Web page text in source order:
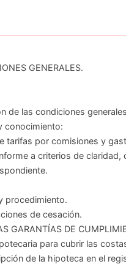
GENERALES.
de las condiciones
conocimiento:
tarifas por comisiones y
a criterios de claridad,
procedimiento.
de cesación.
GARANTÍAS DE
para cubrir las
de la hipoteca en el